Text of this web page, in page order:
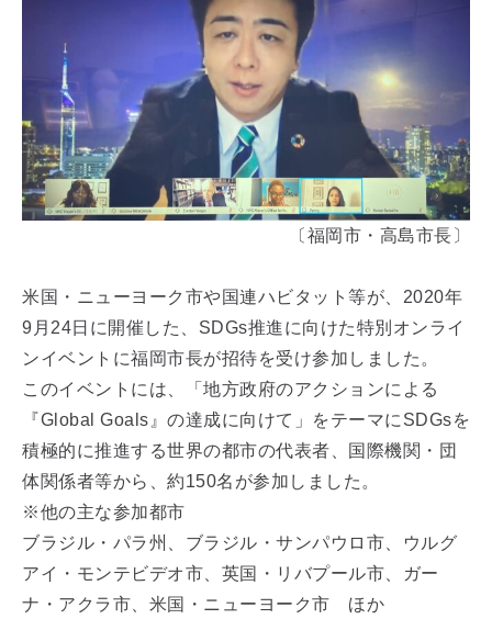
〔福岡市・高島市長〕
米国・ニューヨーク市や国連ハビタット等が、2020年
9月24日に開催した、SDGs推進に向けた特別オンライ
ンイベントに福岡市長が招待を受け参加しました。
このイベントには、「地方政府のアクションによる
『Global Goals』の達成に向けて」をテーマにSDGsを
積極的に推進する世界の都市の代表者、国際機関・団
体関係者等から、約150名が参加しました。
※他の主な参加都市
ブラジル・パラ州、ブラジル・サンパウロ市、ウルグ
アイ・モンテビデオ市、英国・リバプール市、ガー
ナ・アクラ市、米国・ニューヨーク市 ほか